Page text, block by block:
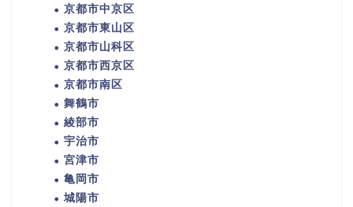
京都市中京区
京都市東山区
京都市山科区
京都市西京区
京都市南区
舞鶴市
綾部市
宇治市
宮津市
亀岡市
城陽市